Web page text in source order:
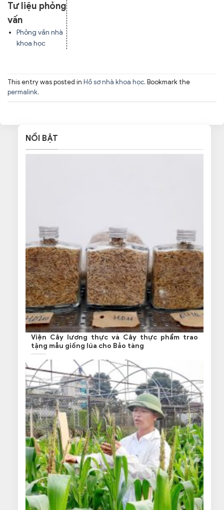
Tư liệu phỏng
vấn
Phỏng vấn nhà
khoa học
This entry was posted in Hồ sơ nhà khoa học. Bookmark the
permalink.
NỔI BẬT
Viện Cây lương thực và Cây thực phẩm trao
tặng mẫu giống lúa cho Bảo tàng